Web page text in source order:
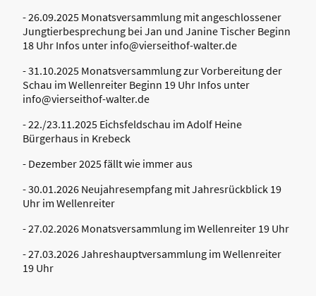
- 26.09.2025 Monatsversammlung mit angeschlossener
Jungtierbesprechung bei Jan und Janine Tischer Beginn
18 Uhr Infos unter info@vierseithof-walter.de
- 31.10.2025 Monatsversammlung zur Vorbereitung der
Schau im Wellenreiter Beginn 19 Uhr Infos unter
info@vierseithof-walter.de
- 22./23.11.2025 Eichsfeldschau im Adolf Heine
Bürgerhaus in Krebeck
- Dezember 2025 fällt wie immer aus
- 30.01.2026 Neujahresempfang mit Jahresrückblick 19
Uhr im Wellenreiter
- 27.02.2026 Monatsversammlung im Wellenreiter 19 Uhr
- 27.03.2026 Jahreshauptversammlung im Wellenreiter
19 Uhr